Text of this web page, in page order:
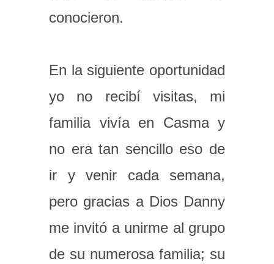
conocieron.
En la siguiente oportunidad
yo no recibí visitas, mi
familia vivía en Casma y
no era tan sencillo eso de
ir y venir cada semana,
pero gracias a Dios Danny
me invitó a unirme al grupo
de su numerosa familia; su